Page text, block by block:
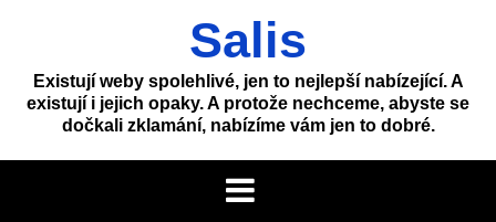
Salis
Existují weby spolehlivé, jen to nejlepší nabízející. A
existují i jejich opaky. A protože nechceme, abyste se
dočkali zklamání, nabízíme vám jen to dobré.